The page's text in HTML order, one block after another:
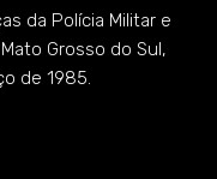
da Polícia Militar e
Grosso do Sul,
de 1985.